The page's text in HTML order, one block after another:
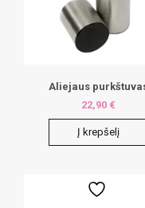
Aliejaus
22,90 €
Į krepšelį